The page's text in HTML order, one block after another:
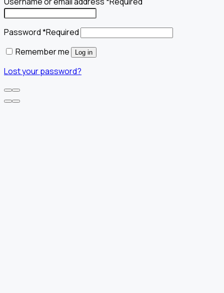
Password*Required
Remember me
Log in
Lost your password?